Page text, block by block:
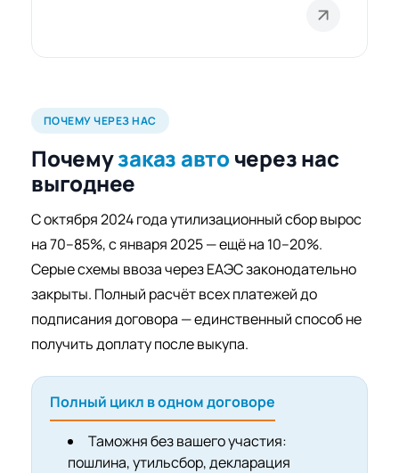
ПОЧЕМУ ЧЕРЕЗ НАС
Почемузаказ авто через нас
выгоднее
С октября 2024 года утилизационный сбор вырос
на 70–85%, с января 2025 — ещё на 10–20%.
Серые схемы ввоза через ЕАЭС законодательно
закрыты. Полный расчёт всех платежей до
подписания договора — единственный способ не
получить доплату после выкупа.
Полный цикл в одном договоре
Таможня без вашего участия:
пошлина, утильсбор, декларация